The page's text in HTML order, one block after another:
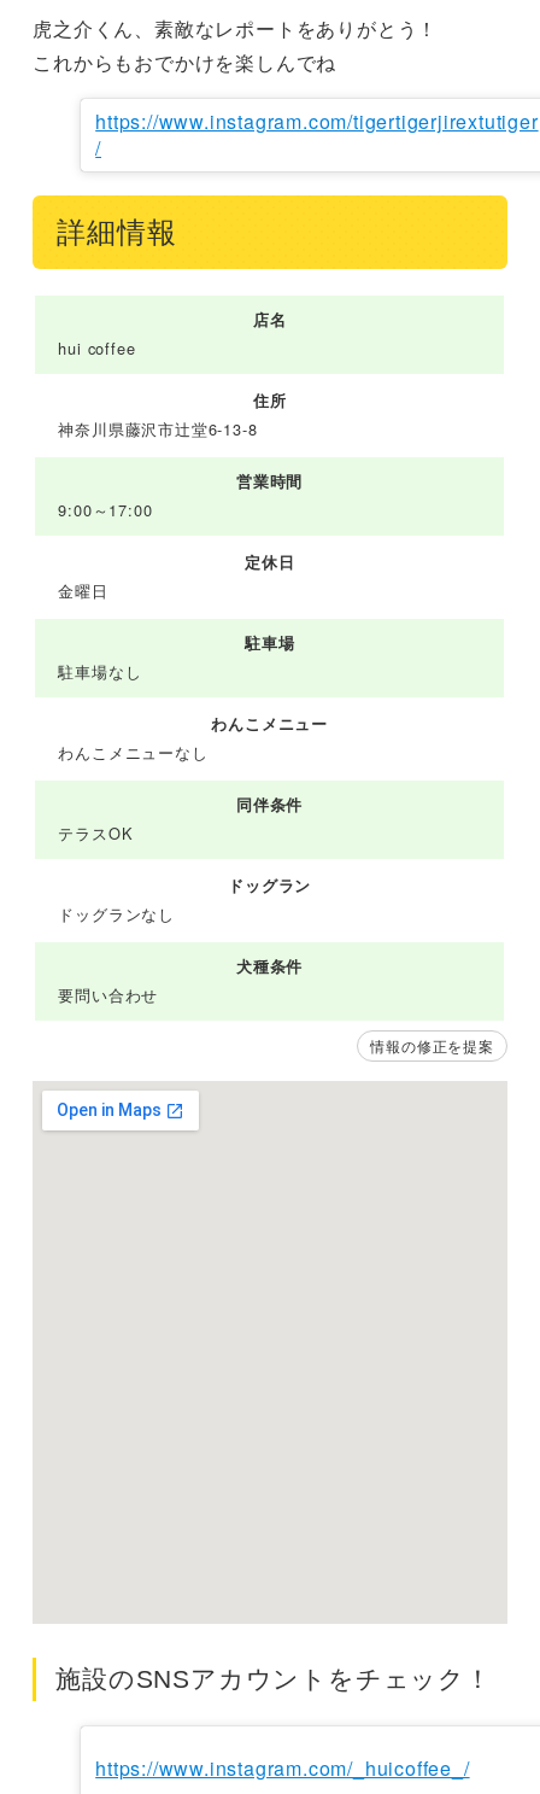
虎之介くん、素敵なレポートをありがとう！
これからもおでかけを楽しんでね
https://www.instagram.com/tigertigerjirextutiger
/
詳細情報
店名
hui coffee
住所
神奈川県藤沢市辻堂6-13-8
営業時間
9:00～17:00
定休日
金曜日
駐車場
駐車場なし
わんこメニュー
わんこメニューなし
同伴条件
テラスOK
ドッグラン
ドッグランなし
犬種条件
要問い合わせ
情報の修正を提案
施設のSNSアカウントをチェック！
https://www.instagram.com/_huicoffee_/